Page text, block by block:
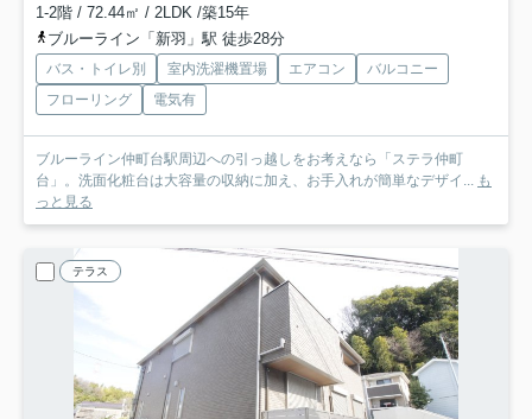
1-2階 / 72.44㎡ / 2LDK /築15年
ブルーライン「新羽」駅 徒歩28分
バス・トイレ別 室内洗濯機置場 エアコン
バルコニー
フローリング
電気有
ブルーライン仲町台駅周辺への引っ越しをお考えなら「ステラ仲町
台」。洗面化粧台は大容量の収納に加え、お手入れが簡単なデザイ...
も
っと見る
テラス